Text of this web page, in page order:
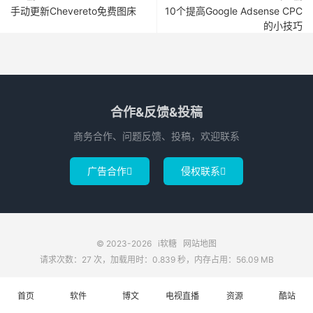
手动更新Chevereto免费图床
10个提高Google Adsense CPC
的小技巧
合作&反馈&投稿
商务合作、问题反馈、投稿，欢迎联系
广告合作 侵权联系
© 2023-2026 i软糖
网站地图
请求次数：27 次，加载用时：0.839 秒，内存占用：56.09 MB
首页 软件 博文 电视直播 资源 酷站